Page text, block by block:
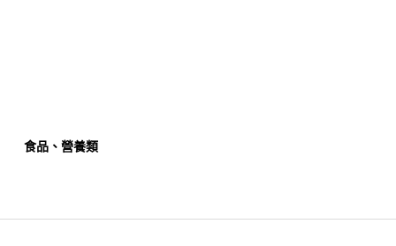
食品、營養類